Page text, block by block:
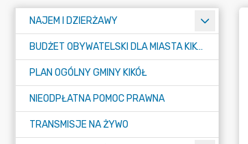
NAJEM I DZIERŻAWY
BUDŻET OBYWATELSKI DLA MIASTA KIKÓŁ
PLAN OGÓLNY GMINY KIKÓŁ
NIEODPŁATNA POMOC PRAWNA
TRANSMISJE NA ŻYWO